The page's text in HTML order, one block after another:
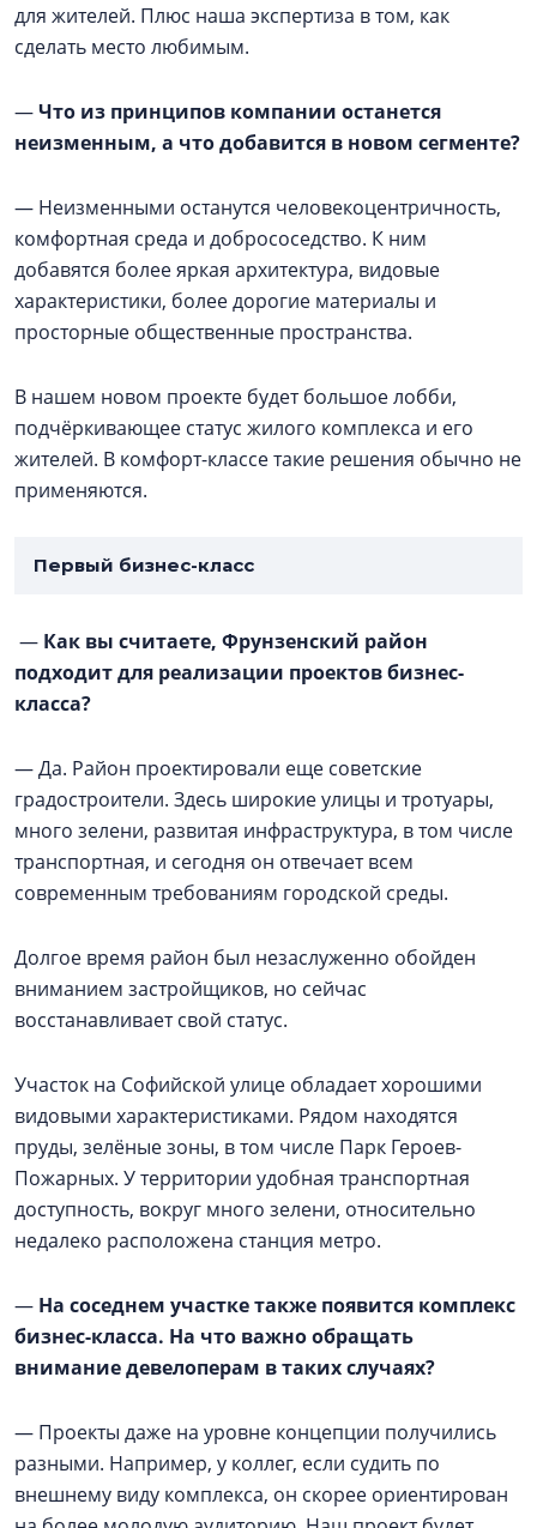
для жителей. Плюс наша экспертиза в том, как
сделать место любимым.
—Что из принципов компании останется
неизменным, а что добавится в новом сегменте?
— Неизменными останутся человекоцентричность,
комфортная среда и добрососедство. К ним
добавятся более яркая архитектура, видовые
характеристики, более дорогие материалы и
просторные общественные пространства.
В нашем новом проекте будет большое лобби,
подчёркивающее статус жилого комплекса и его
жителей. В комфорт-классе такие решения обычно не
применяются.
Первый бизнес-класс
— Как вы считаете, Фрунзенский район
подходит для реализации проектов бизнес-
класса?
— Да. Район проектировали еще советские
градостроители. Здесь широкие улицы и тротуары,
много зелени, развитая инфраструктура, в том числе
транспортная, и сегодня он отвечает всем
современным требованиям городской среды.
Долгое время район был незаслуженно обойден
вниманием застройщиков, но сейчас
восстанавливает свой статус.
Участок на Софийской улице обладает хорошими
видовыми характеристиками. Рядом находятся
пруды, зелёные зоны, в том числе Парк Героев-
Пожарных. У территории удобная транспортная
доступность, вокруг много зелени, относительно
недалеко расположена станция метро.
— На соседнем участке также появится комплекс
бизнес-класса. На что важно обращать
внимание девелоперам в таких случаях?
— Проекты даже на уровне концепции получились
разными. Например, у коллег, если судить по
внешнему виду комплекса, он скорее ориентирован